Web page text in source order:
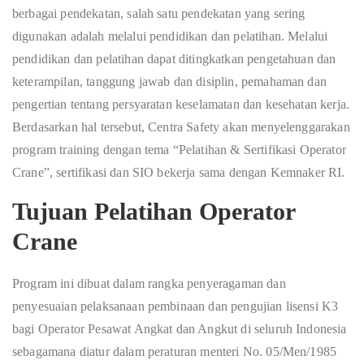
berbagai pendekatan, salah satu pendekatan yang sering
digunakan adalah melalui pendidikan dan pelatihan. Melalui
pendidikan dan pelatihan dapat ditingkatkan pengetahuan dan
keterampilan, tanggung jawab dan disiplin, pemahaman dan
pengertian tentang persyaratan keselamatan dan kesehatan kerja.
Berdasarkan hal tersebut, Centra Safety akan menyelenggarakan
program training dengan tema “Pelatihan & Sertifikasi Operator
Crane”, sertifikasi dan SIO bekerja sama dengan Kemnaker RI.
Tujuan Pelatihan Operator
Crane
Program ini dibuat dalam rangka penyeragaman dan
penyesuaian pelaksanaan pembinaan dan pengujian lisensi K3
bagi Operator Pesawat Angkat dan Angkut di seluruh Indonesia
sebagamana diatur dalam peraturan menteri No. 05/Men/1985